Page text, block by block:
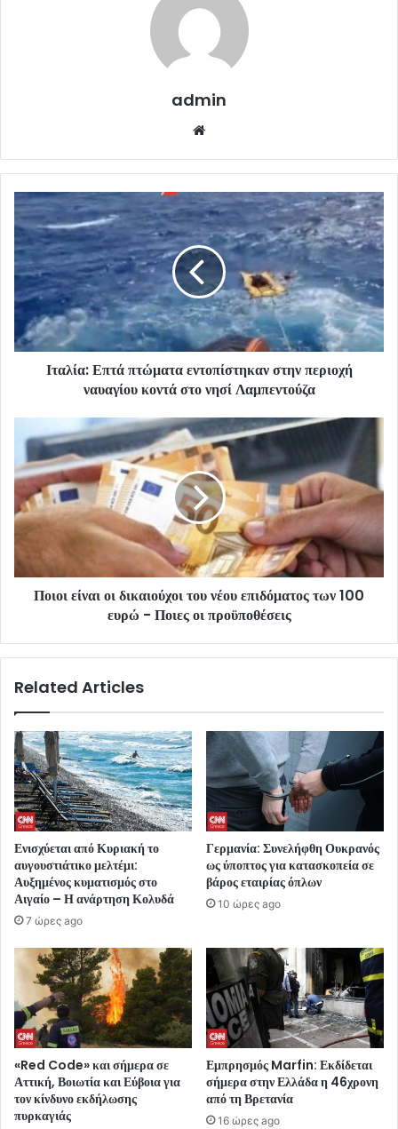
admin
Ιταλία: Επτά πτώματα εντοπίστηκαν στην περιοχή
ναυαγίου κοντά στο νησί Λαμπεντούζα
Ποιοι είναι οι δικαιούχοι του νέου επιδόματος των 100
ευρώ - Ποιες οι προϋποθέσεις
Related Articles
Ενισχύεται από Κυριακή το
αυγουστιάτικο μελτέμι:
Αυξημένος κυματισμός στο
Αιγαίο – Η ανάρτηση Κολυδά
7 ώρες ago
Γερμανία: Συνελήφθη Ουκρανός
ως ύποπτος για κατασκοπεία σε
βάρος εταιρίας όπλων
10 ώρες ago
«Red Code» και σήμερα σε
Αττική, Βοιωτία και Εύβοια για
τον κίνδυνο εκδήλωσης
πυρκαγιάς
Εμπρησμός Marfin: Εκδίδεται
σήμερα στην Ελλάδα η 46χρονη
από τη Βρετανία
16 ώρες ago